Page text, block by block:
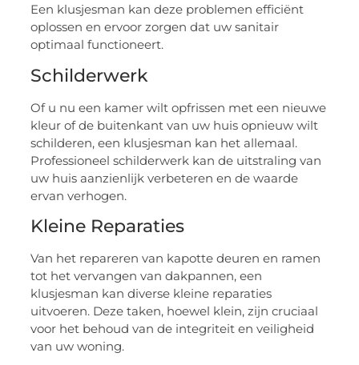
Een klusjesman kan deze problemen efficiënt
oplossen en ervoor zorgen dat uw sanitair
optimaal functioneert.
Schilderwerk
Of u nu een kamer wilt opfrissen met een nieuwe
kleur of de buitenkant van uw huis opnieuw wilt
schilderen, een klusjesman kan het allemaal.
Professioneel schilderwerk kan de uitstraling van
uw huis aanzienlijk verbeteren en de waarde
ervan verhogen.
Kleine Reparaties
Van het repareren van kapotte deuren en ramen
tot het vervangen van dakpannen, een
klusjesman kan diverse kleine reparaties
uitvoeren. Deze taken, hoewel klein, zijn cruciaal
voor het behoud van de integriteit en veiligheid
van uw woning.